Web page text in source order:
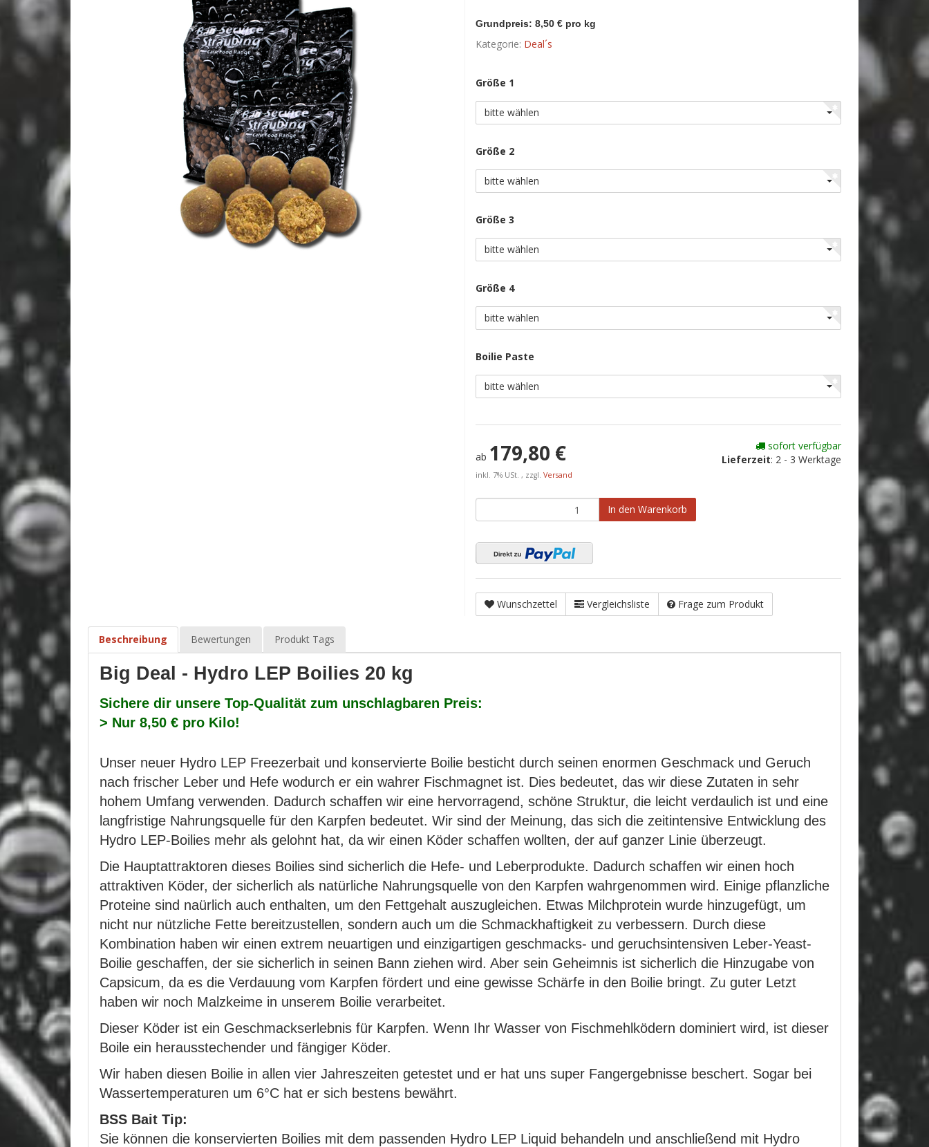
Grundpreis: 8,50 € pro kg
Kategorie: Deal´s
Größe 1
bitte wählen
Größe 2
bitte wählen
Größe 3
bitte wählen
Größe 4
bitte wählen
Boilie Paste
bitte wählen
ab 179,80 €
inkl. 7% USt. , zzgl. Versand
sofort verfügbar
Lieferzeit: 2 - 3 Werktage
In den Warenkorb
Wunschzettel Vergleichsliste Frage zum Produkt
Beschreibung Bewertungen Produkt Tags
Big Deal - Hydro LEP Boilies 20 kg
Sichere dir unsere Top-Qualität zum unschlagbaren Preis:
> Nur 8,50 € pro Kilo!
Unser neuer Hydro LEP Freezerbait und konservierte Boilie besticht durch seinen enormen Geschmack und Geruch
nach frischer Leber und Hefe wodurch er ein wahrer Fischmagnet ist. Dies bedeutet, das wir diese Zutaten in sehr
hohem Umfang verwenden. Dadurch schaffen wir eine hervorragend, schöne Struktur, die leicht verdaulich ist und eine
langfristige Nahrungsquelle für den Karpfen bedeutet. Wir sind der Meinung, das sich die zeitintensive Entwicklung des
Hydro LEP-Boilies mehr als gelohnt hat, da wir einen Köder schaffen wollten, der auf ganzer Linie überzeugt.
Die Hauptattraktoren dieses Boilies sind sicherlich die Hefe- und Leberprodukte. Dadurch schaffen wir einen hoch
attraktiven Köder, der sicherlich als natürliche Nahrungsquelle von den Karpfen wahrgenommen wird. Einige pflanzliche
Proteine sind naürlich auch enthalten, um den Fettgehalt auszugleichen. Etwas Milchprotein wurde hinzugefügt, um
nicht nur nützliche Fette bereitzustellen, sondern auch um die Schmackhaftigkeit zu verbessern. Durch diese
Kombination haben wir einen extrem neuartigen und einzigartigen geschmacks- und geruchsintensiven Leber-Yeast-
Boilie geschaffen, der sie sicherlich in seinen Bann ziehen wird. Aber sein Geheimnis ist sicherlich die Hinzugabe von
Capsicum, da es die Verdauung vom Karpfen fördert und eine gewisse Schärfe in den Boilie bringt. Zu guter Letzt
haben wir noch Malzkeime in unserem Boilie verarbeitet.
Dieser Köder ist ein Geschmackserlebnis für Karpfen. Wenn Ihr Wasser von Fischmehlködern dominiert wird, ist dieser
Boile ein herausstechender und fängiger Köder.
Wir haben diesen Boilie in allen vier Jahreszeiten getestet und er hat uns super Fangergebnisse beschert. Sogar bei
Wassertemperaturen um 6°C hat er sich bestens bewährt.
BSS Bait Tip:
Sie können die konservierten Boilies mit dem passenden Hydro LEP Liquid behandeln und anschließend mit Hydro